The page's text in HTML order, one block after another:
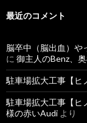
最近のコメント
脳卒中（脳出血）や
に 御主人のBenz、
駐車場拡大工事【ヒ
駐車場拡大工事【ヒ
様の赤いAudi より